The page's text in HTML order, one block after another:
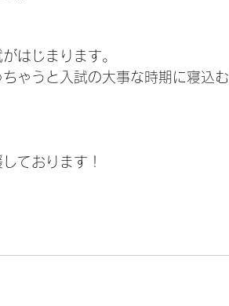
はじまります。
ゃうと入試の大事な時期に寝込む
ております！